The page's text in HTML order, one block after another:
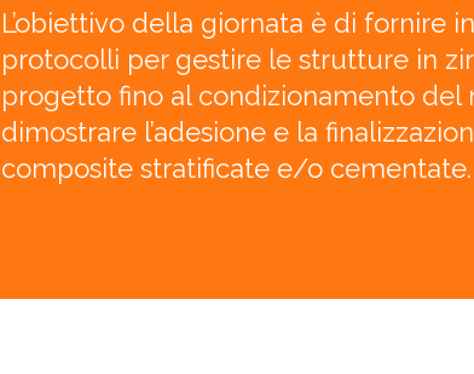
L’obiettivo della giornata è di fornire
protocolli per gestire le strutture in
progetto fino al condizionamento del
dimostrare l’adesione e la
composite stratificate e/o cementate.